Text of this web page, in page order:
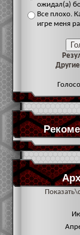
ожидал(а)
Все плохо.
игре меня